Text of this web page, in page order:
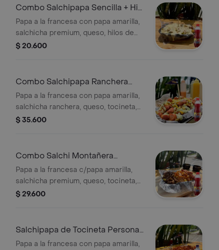
Combo Salchipapa Sencilla + Hit
Mora 500 ml
Papa a la francesa con papa amarilla,
salchicha premium, queso, hilos de
papa y salsas a elegir. + Jugos
$ 20.600
Combo Salchipapa Ranchera
Personal + Hit Mora 500 ml
Papa a la francesa con papa amarilla,
salchicha ranchera, queso, tocineta,
maicitos, hilos de papa y salsas a
$ 35.600
Combo Salchi Montañera
Personal + Hit Mora 500 ml
Papa a la francesa c/papa amarilla,
salchicha premium, queso, tocineta,
chorizo, carne, maduro, hilos de papa
$ 29.600
Salchipapa de Tocineta Personal
+Cristal S/gas 500ml
Papa a la francesa con papa amarilla,